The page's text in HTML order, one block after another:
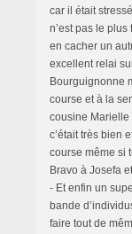
car il était
n’est pas le
en cacher un
excellent relai
Bourguignonne
course et à la
cousine Marielle
c’était très bien
course même si
Bravo à Josefa
- Et enfin un
bande
faire tout de